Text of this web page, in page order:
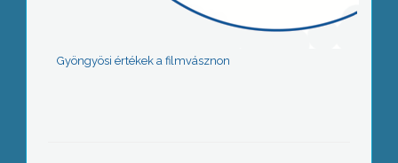
Gyöngyösi értékek a filmvásznon